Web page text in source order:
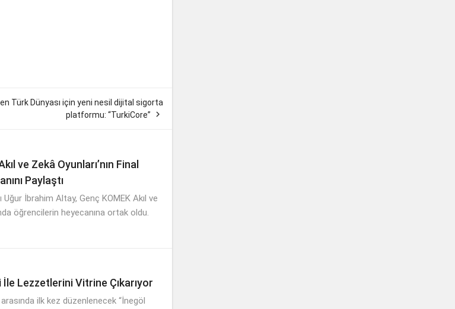
Türk Dünyası için yeni nesil dijital sigorta
platformu: “TurkiCore”

ve Zekâ Oyunları’nın Final
Paylaştı
İbrahim Altay, Genç KOMEK Akıl ve
öğrencilerin heyecanına ortak oldu.
Lezzetlerini Vitrine Çıkarıyor
ilk kez düzenlenecek “İnegöl